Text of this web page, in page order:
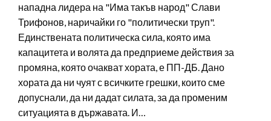
нападна лидера на "Има такъв народ" Слави
Трифонов, наричайки го "политически труп".
Единствената политическа сила, която има
капацитета и волята да предприеме действия за
промяна, която очакват хората, е ПП-ДБ. Дано
хората да ни чуят с всичките грешки, които сме
допуснали, да ни дадат силата, за да променим
ситуацията в държавата. И…